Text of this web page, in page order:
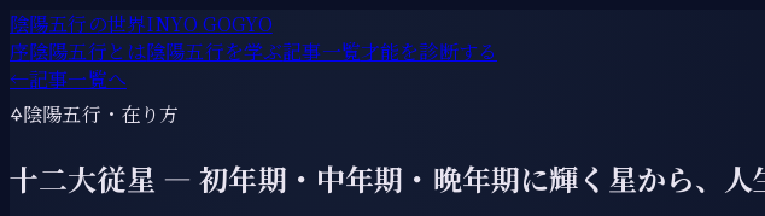
陰陽五行の世界INYO GOGYO
序陰陽五行とは陰陽五行を学ぶ記事一覧才能を診断する
←記事一覧へ
🜍陰陽五行・在り方
十二大従星 ― 初年期・中年期・晩年期に輝く星から、人